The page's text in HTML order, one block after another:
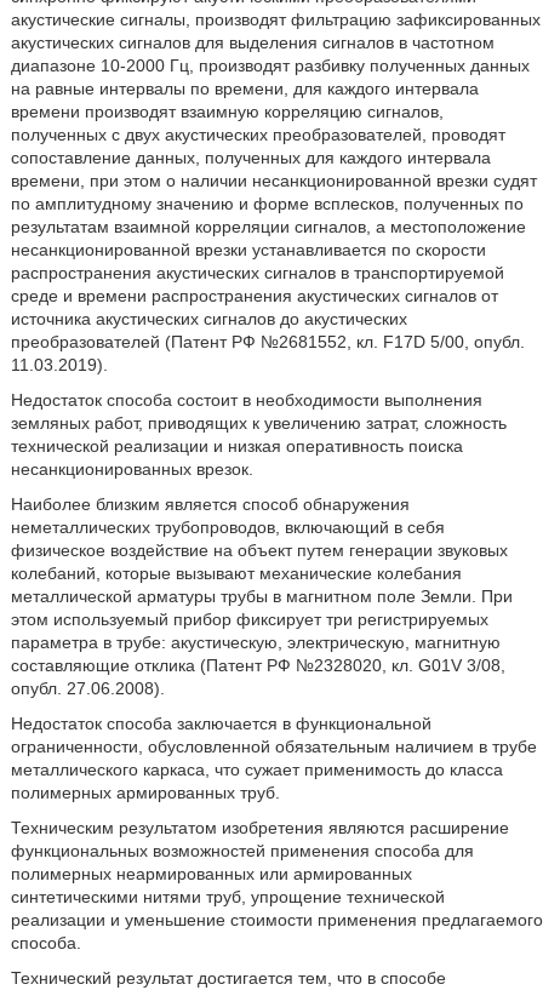
акустические сигналы, производят фильтрацию зафиксированных
акустических сигналов для выделения сигналов в частотном
диапазоне 10-2000 Гц, производят разбивку полученных данных
на равные интервалы по времени, для каждого интервала
времени производят взаимную корреляцию сигналов,
полученных с двух акустических преобразователей, проводят
сопоставление данных, полученных для каждого интервала
времени, при этом о наличии несанкционированной врезки судят
по амплитудному значению и форме всплесков, полученных по
результатам взаимной корреляции сигналов, а местоположение
несанкционированной врезки устанавливается по скорости
распространения акустических сигналов в транспортируемой
среде и времени распространения акустических сигналов от
источника акустических сигналов до акустических
преобразователей (Патент РФ №2681552, кл. F17D 5/00, опубл.
11.03.2019).
Недостаток способа состоит в необходимости выполнения
земляных работ, приводящих к увеличению затрат, сложность
технической реализации и низкая оперативность поиска
несанкционированных врезок.
Наиболее близким является способ обнаружения
неметаллических трубопроводов, включающий в себя
физическое воздействие на объект путем генерации звуковых
колебаний, которые вызывают механические колебания
металлической арматуры трубы в магнитном поле Земли. При
этом используемый прибор фиксирует три регистрируемых
параметра в трубе: акустическую, электрическую, магнитную
составляющие отклика (Патент РФ №2328020, кл. G01V 3/08,
опубл. 27.06.2008).
Недостаток способа заключается в функциональной
ограниченности, обусловленной обязательным наличием в трубе
металлического каркаса, что сужает применимость до класса
полимерных армированных труб.
Техническим результатом изобретения являются расширение
функциональных возможностей применения способа для
полимерных неармированных или армированных
синтетическими нитями труб, упрощение технической
реализации и уменьшение стоимости применения предлагаемого
способа.
Технический результат достигается тем, что в способе